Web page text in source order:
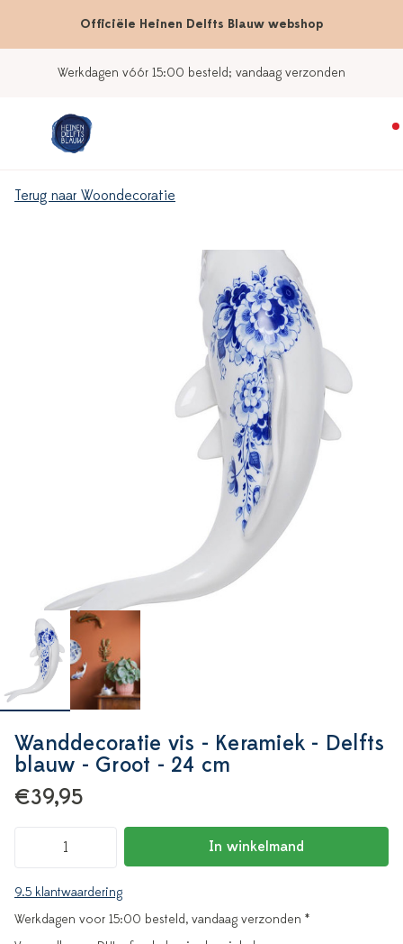
Officiële Heinen Delfts Blauw webshop
Werkdagen vóór 15:00 besteld; vandaag verzonden
Terug naar Woondecoratie
Wanddecoratie vis - Keramiek - Delfts
blauw - Groot - 24 cm
€39,95
In winkelmand
9.5 klantwaardering
Werkdagen voor 15:00 besteld, vandaag verzonden *